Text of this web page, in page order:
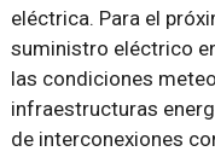
eléctrica. Para el
suministro eléctrico
las condiciones
infraestructuras
de interconexiones